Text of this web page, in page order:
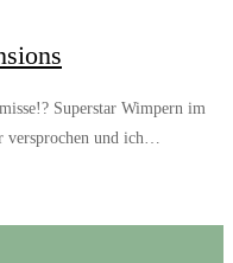
Superstar Wimpern im
versprochen und ich…